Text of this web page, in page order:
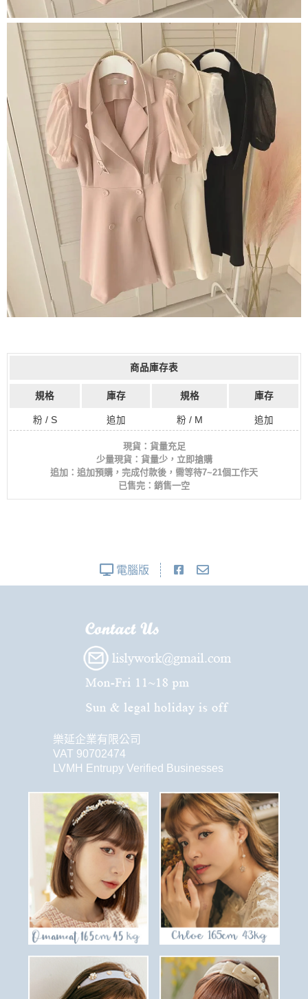
商品庫存表
規格 庫存 規格 庫存
粉 / S 追加 粉 / M 追加
現貨：貨量充足
少量現貨：貨量少，立即搶購
追加：追加預購，完成付款後，需等待7~21個工作天
已售完：銷售一空
電腦版
樂延企業有限公司
VAT 90702474
LVMH Entrupy Verified Businesses